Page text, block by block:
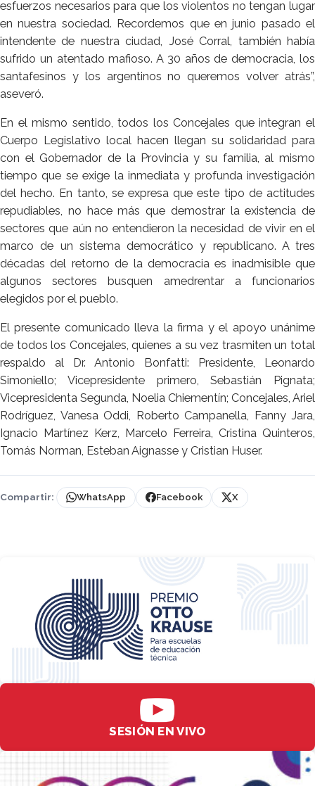
esfuerzos necesarios para que los violentos no tengan lugar
en nuestra sociedad. Recordemos que en junio pasado el
intendente de nuestra ciudad, José Corral, también había
sufrido un atentado mafioso. A 30 años de democracia, los
santafesinos y los argentinos no queremos volver atrás”,
aseveró.
En el mismo sentido, todos los Concejales que integran el
Cuerpo Legislativo local hacen llegan su solidaridad para
con el Gobernador de la Provincia y su familia, al mismo
tiempo que se exige la inmediata y profunda investigación
del hecho. En tanto, se expresa que este tipo de actitudes
repudiables, no hace más que demostrar la existencia de
sectores que aún no entendieron la necesidad de vivir en el
marco de un sistema democrático y republicano. A tres
décadas del retorno de la democracia es inadmisible que
algunos sectores busquen amedrentar a funcionarios
elegidos por el pueblo.
El presente comunicado lleva la firma y el apoyo unánime
de todos los Concejales, quienes a su vez trasmiten un total
respaldo al Dr. Antonio Bonfatti: Presidente, Leonardo
Simoniello; Vicepresidente primero, Sebastián Pignata;
Vicepresidenta Segunda, Noelia Chiementín; Concejales, Ariel
Rodríguez, Vanesa Oddi, Roberto Campanella, Fanny Jara,
Ignacio Martínez Kerz, Marcelo Ferreira, Cristina Quinteros,
Tomás Norman, Esteban Aignasse y Cristian Huser.
Compartir: WhatsApp Facebook X
SESIÓN EN VIVO